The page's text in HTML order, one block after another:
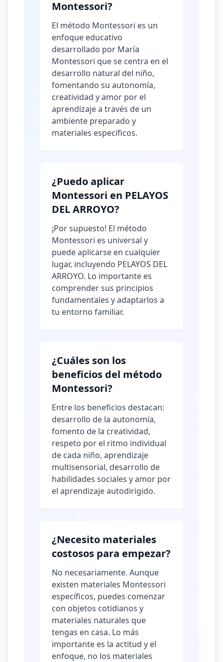
Montessori?
El método Montessori es un
enfoque educativo
desarrollado por María
Montessori que se centra en el
desarrollo natural del niño,
fomentando su autonomía,
creatividad y amor por el
aprendizaje a través de un
ambiente preparado y
materiales específicos.
¿Puedo aplicar
Montessori en PELAYOS
DEL ARROYO?
¡Por supuesto! El método
Montessori es universal y
puede aplicarse en cualquier
lugar, incluyendo PELAYOS DEL
ARROYO. Lo importante es
comprender sus principios
fundamentales y adaptarlos a
tu entorno familiar.
¿Cuáles son los
beneficios del método
Montessori?
Entre los beneficios destacan:
desarrollo de la autonomía,
fomento de la creatividad,
respeto por el ritmo individual
de cada niño, aprendizaje
multisensorial, desarrollo de
habilidades sociales y amor por
el aprendizaje autodirigido.
¿Necesito materiales
costosos para empezar?
No necesariamente. Aunque
existen materiales Montessori
específicos, puedes comenzar
con objetos cotidianos y
materiales naturales que
tengas en casa. Lo más
importante es la actitud y el
enfoque, no los materiales